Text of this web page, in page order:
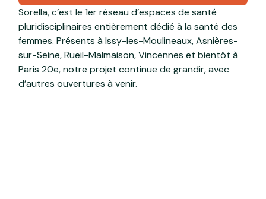
Sorella, c’est le 1er réseau d’espaces de santé
pluridisciplinaires entièrement dédié à la santé des
femmes. Présents à Issy-les-Moulineaux, Asnières-
sur-Seine, Rueil-Malmaison, Vincennes et bientôt à
Paris 20e, notre projet continue de grandir, avec
d’autres ouvertures à venir.